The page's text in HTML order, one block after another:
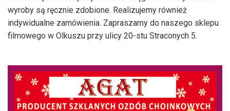
wyroby są ręcznie zdobione. Realizujemy również
indywidualne zamówienia. Zapraszamy do naszego sklepu
filmowego w Olkuszu przy ulicy 20-stu Straconych 5.